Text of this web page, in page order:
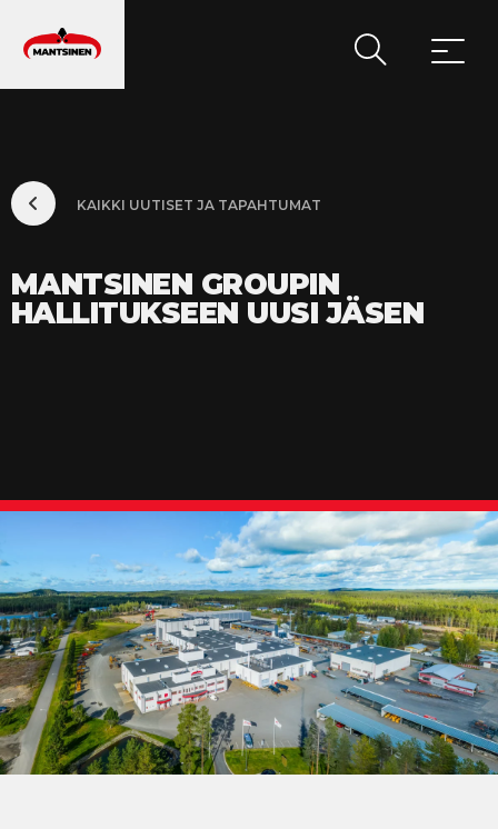
PÄÄVALIKKO
KAIKKI UUTISET JA TAPAHTUMAT
MANTSINEN GROUPIN
HALLITUKSEEN UUSI JÄSEN